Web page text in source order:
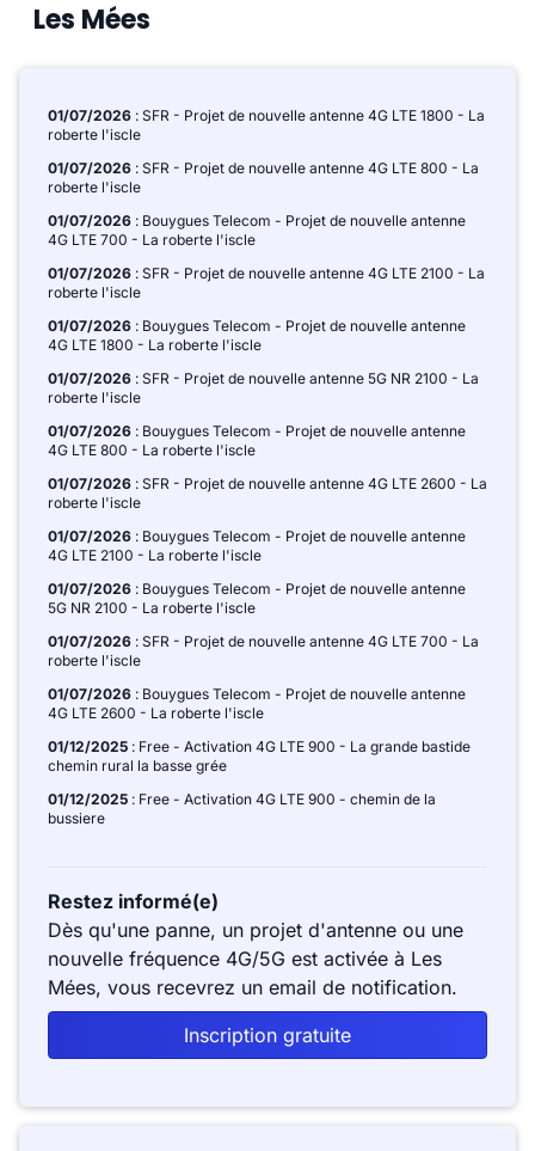
Les Mées
01/07/2026 : SFR - Projet de nouvelle antenne 4G LTE 1800 - La
roberte l'iscle
01/07/2026 : SFR - Projet de nouvelle antenne 4G LTE 800 - La
roberte l'iscle
01/07/2026 : Bouygues Telecom - Projet de nouvelle antenne
4G LTE 700 - La roberte l'iscle
01/07/2026 : SFR - Projet de nouvelle antenne 4G LTE 2100 - La
roberte l'iscle
01/07/2026 : Bouygues Telecom - Projet de nouvelle antenne
4G LTE 1800 - La roberte l'iscle
01/07/2026 : SFR - Projet de nouvelle antenne 5G NR 2100 - La
roberte l'iscle
01/07/2026 : Bouygues Telecom - Projet de nouvelle antenne
4G LTE 800 - La roberte l'iscle
01/07/2026 : SFR - Projet de nouvelle antenne 4G LTE 2600 - La
roberte l'iscle
01/07/2026 : Bouygues Telecom - Projet de nouvelle antenne
4G LTE 2100 - La roberte l'iscle
01/07/2026 : Bouygues Telecom - Projet de nouvelle antenne
5G NR 2100 - La roberte l'iscle
01/07/2026 : SFR - Projet de nouvelle antenne 4G LTE 700 - La
roberte l'iscle
01/07/2026 : Bouygues Telecom - Projet de nouvelle antenne
4G LTE 2600 - La roberte l'iscle
01/12/2025 : Free - Activation 4G LTE 900 - La grande bastide
chemin rural la basse grée
01/12/2025 : Free - Activation 4G LTE 900 - chemin de la
bussiere
Restez informé(e)
Dès qu'une panne, un projet d'antenne ou une
nouvelle fréquence 4G/5G est activée à Les
Mées, vous recevrez un email de notification.
Inscription gratuite